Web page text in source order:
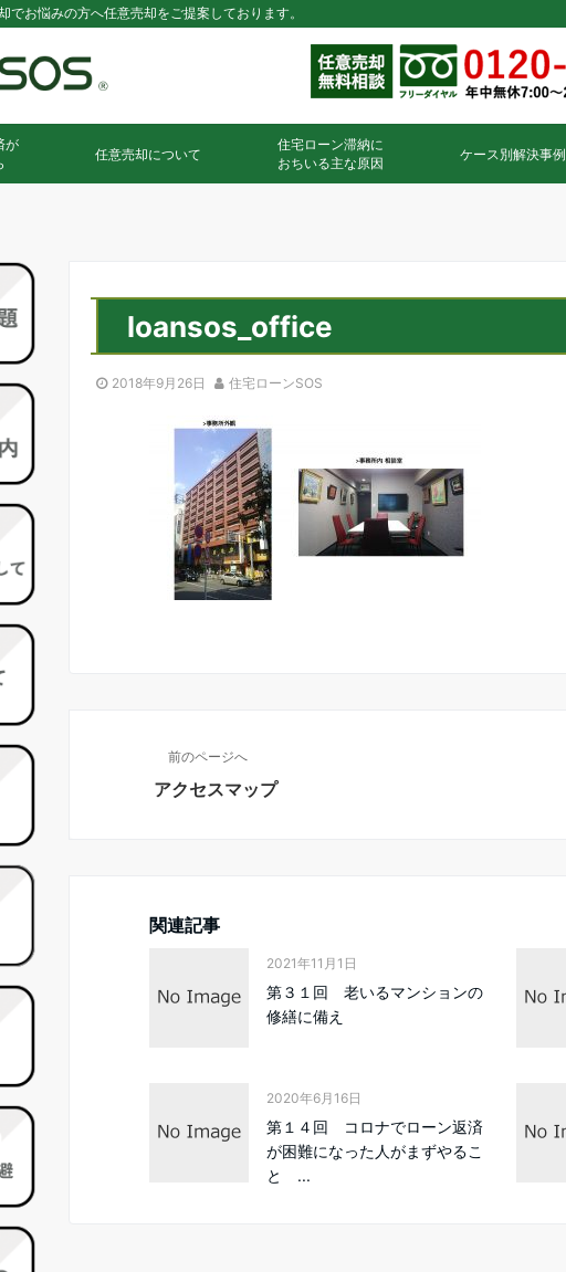
お悩みの方へ任意売却をご提案しております。
が
任意売却について
住宅ローン滞納に
おちいる主な原因
ケース別解決事例
loansos_office
2018年9月26日 住宅ローンSOS
前のページへ
アクセスマップ
関連記事
2021年11月1日
第３１回 老いるマンションの
修繕に備え
2020年6月16日
第１４回 コロナでローン返済
が困難になった人がまずやるこ
と ...